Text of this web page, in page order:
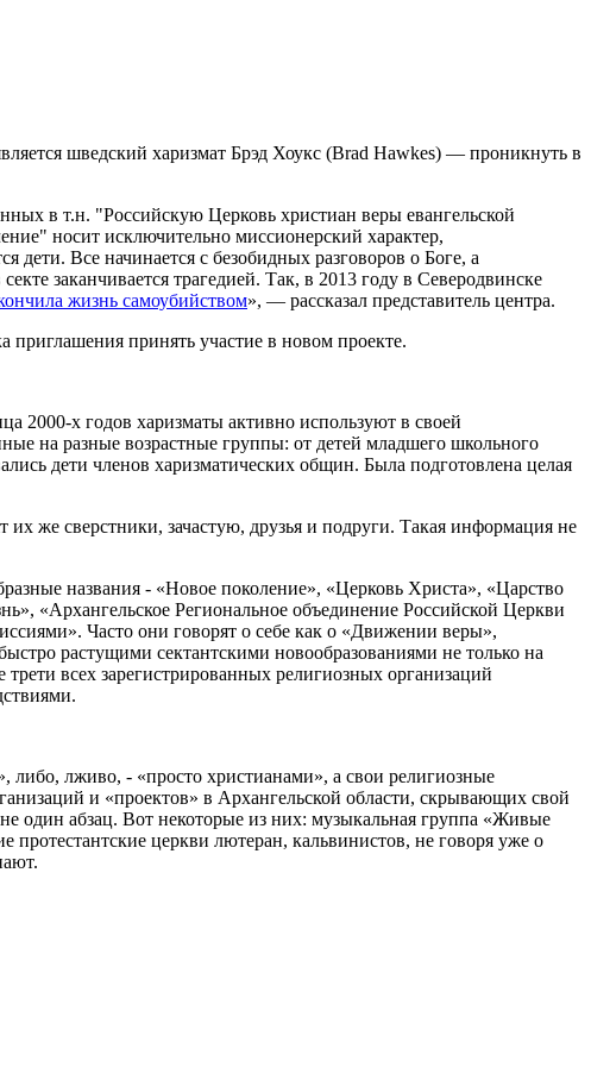
шведский харизмат Брэд Хоукс (Brad Hawkes) — проникнуть в
в т.н. "Российскую Церковь христиан веры евангельской
носит исключительно миссионерский характер,
дети. Все начинается с безобидных разговоров о Боге, а
заканчивается трагедией. Так, в 2013 году в Северодвинске
жизнь самоубийством», — рассказал представитель центра.
приглашения принять участие в новом проекте.
2000-х годов харизматы активно используют в своей
на разные возрастные группы: от детей младшего школьного
дети членов харизматических общин. Была подготовлена целая
же сверстники, зачастую, друзья и подруги. Такая информация не
названия - «Новое поколение», «Церковь Христа», «Царство
«Архангельское Региональное объединение Российской Церкви
Часто они говорят о себе как о «Движении веры»,
растущими сектантскими новообразованиями не только на
всех зарегистрированных религиозных организаций
либо, лживо, - «просто христианами», а свои религиозные
и «проектов» в Архангельской области, скрывающих свой
один абзац. Вот некоторые из них: музыкальная группа «Живые
церкви лютеран, кальвинистов, не говоря уже о